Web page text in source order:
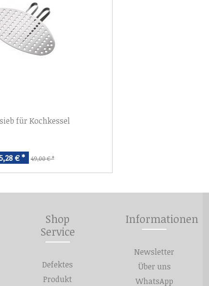
für Kochkessel
€ * 49,00 € *
Shop
Service
Defektes
Produkt
Informationen
Newsletter
Über uns
WhatsApp